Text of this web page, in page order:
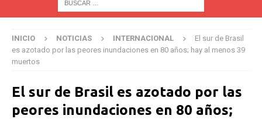
INICIO NOTICIAS INTERNACIONAL
El sur de Brasil
es azotado por las peores inundaciones en 80 años; hay al menos 39
muertos
El sur de Brasil es azotado por las
peores inundaciones en 80 años;